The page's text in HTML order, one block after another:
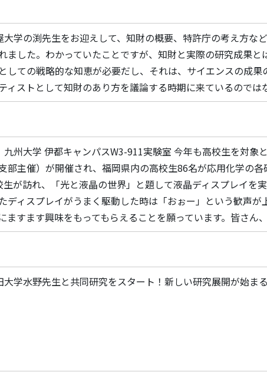
学の渕先生をお迎えして、知財の概要、特許庁の考え方な
ました。わかっていたことですが、知財と実際の研究成果と
しての戦略的な知恵が必要だし、それは、サイエンスの成
ィストとして知財のあり方を議論する時期に来ているのでは
州大学 伊都キャンパスW3-911実験室 今年も高校生を対象
部主催）が開催され、福岡県内の高校生86名が応用化学の
が訪れ、「光と液晶の世界」と題して液晶ディスプレイを
ディスプレイがうまく駆動した時は「おぉー」という歓声
ますます興味をもってもらえることを願っています。皆さん
学水野先生と共同研究をスタート！新しい研究展開が始ま